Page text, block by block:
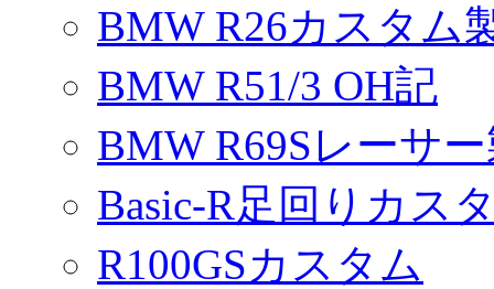
BMW R26カスタム
BMW R51/3 OH記
BMW R69Sレーサ
Basic-R足回りカス
R100GSカスタム